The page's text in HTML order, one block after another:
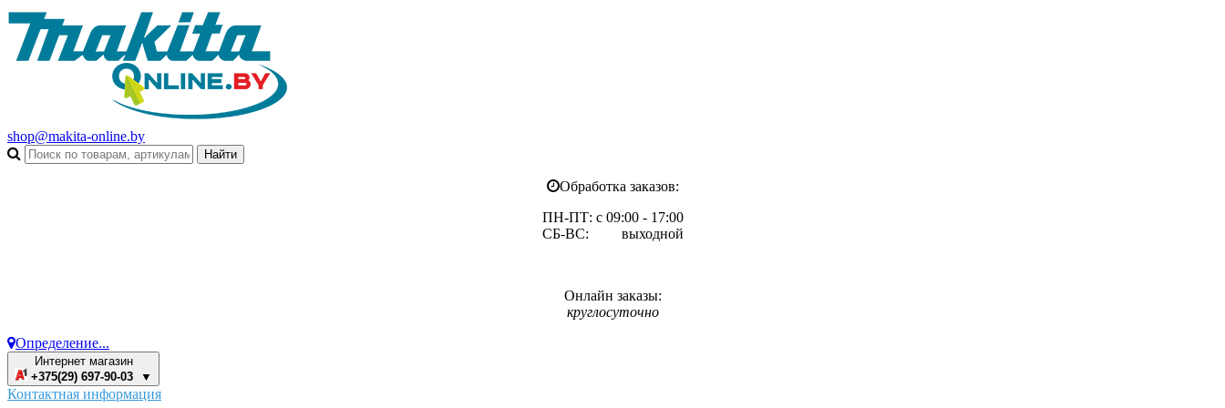
shop@makita-online.by
Обработка заказов:
ПН-ПТ: с 09:00 - 17:00
СБ-ВС: выходной
Онлайн заказы:
круглосуточно
Определение...
Интернет магазин
+375(29) 697-90-03 ▼
Контактная информация